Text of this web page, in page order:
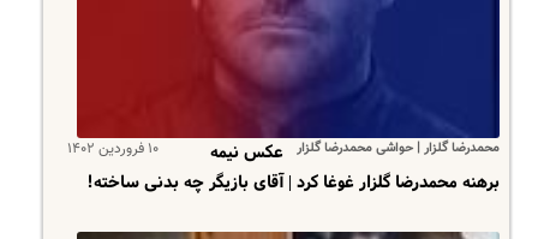
محمدرضا گلزار | حواشی محمدرضا گلزار ۱۰ فروردین ۱۴۰۲
عکس نیمه
برهنه محمدرضا گلزار غوغا کرد | آقای بازیگر چه بدنی ساخته!